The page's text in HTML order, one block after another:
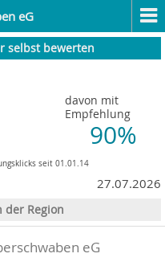
eG
selbst bewerten
davon mit
Empfehlung
90%
seit 01.01.14
27.07.2026
der Region
eG